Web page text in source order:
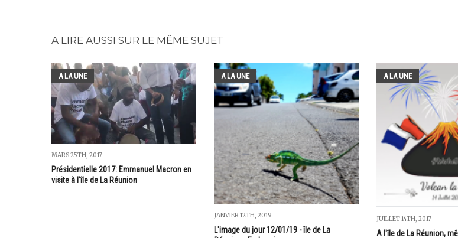
A LIRE AUSSI SUR LE MÊME SUJET
A LA UNE
MARS 25TH, 2017
Présidentielle 2017: Emmanuel Macron en
visite à l'île de La Réunion
A LA UNE
JANVIER 12TH, 2019
L'image du jour 12/01/19 - île de La
A LA UNE
JUILLET 14TH, 2017
A l'île de La Réunion,